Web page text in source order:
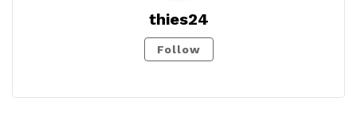
thies24
Follow